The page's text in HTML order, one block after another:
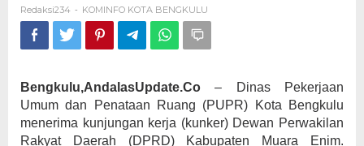
ke
Kota
Bengkulu
Redaksi234 - KOMINFO KOTA BENGKULU
Bengkulu,AndalasUpdate.Co – Dinas Pekerjaan
Umum dan Penataan Ruang (PUPR) Kota Bengkulu
menerima kunjungan kerja (kunker) Dewan Perwakilan
Rakyat Daerah (DPRD) Kabupaten Muara Enim.